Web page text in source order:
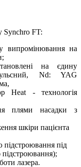
Synchro FT:
випромінювання на
на єдину
Nd: YAG
Heat - технологія
плями насадки з
шкіри пацієнта
підстроювання під
підстроювання);
лазера.